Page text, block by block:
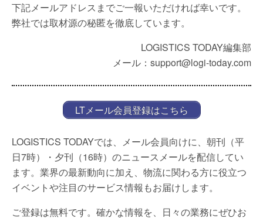
下記メールアドレスまでご一報いただければ幸いです。
弊社では取材源の秘匿を徹底しています。
LOGISTICS TODAY編集部
メール：support@logi-today.com
LTメール会員登録はこちら
LOGISTICS TODAYでは、メール会員向けに、朝刊（平
日7時）・夕刊（16時）のニュースメールを配信してい
ます。業界の最新動向に加え、物流に関わる方に役立つ
イベントや注目のサービス情報もお届けします。
ご登録は無料です。確かな情報を、日々の業務にぜひお